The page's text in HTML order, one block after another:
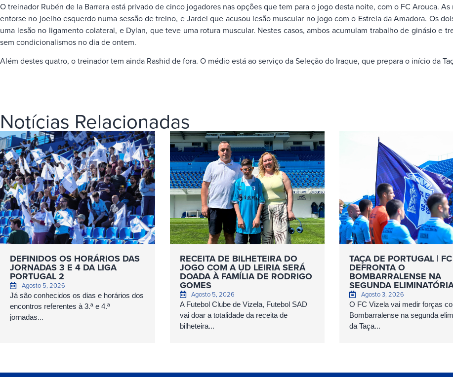
O treinador Rubén de la Barrera está privado de cinco jogadores nas opções que tem para o jogo desta noite, com o FC Arouca.
entorse no joelho esquerdo numa sessão de treino, e Jardel que acusou lesão muscular no jogo com o Estrela da Amadora. Os
uma lesão no ligamento colateral, e Dylan, que teve uma rotura muscular. Nestes casos, ambos acumulam trabalho de ginásio e
sem condicionalismos no dia de ontem.
Além destes quatro, o treinador tem ainda Rashid de fora. O médio está ao serviço da Seleção do Iraque, que prepara o início da
Notícias Relacionadas
DEFINIDOS OS HORÁRIOS DAS
JORNADAS 3 E 4 DA LIGA
PORTUGAL 2
Agosto 5, 2026
Já são conhecidos os dias e horários dos
encontros referentes à 3.ª e 4.ª
jornadas...
RECEITA DE BILHETEIRA DO
JOGO COM A UD LEIRIA SERÁ
DOADA À FAMÍLIA DE RODRIGO
GOMES
Agosto 5, 2026
A Futebol Clube de Vizela, Futebol SAD
vai doar a totalidade da receita de
bilheteira...
TAÇA DE PORTUGAL |
DEFRONTA O
BOMBARRALENSE NA
SEGUNDA
Agosto 3, 2026
O FC Vizela vai medir forças
Bombarralense na segunda
da Taça...